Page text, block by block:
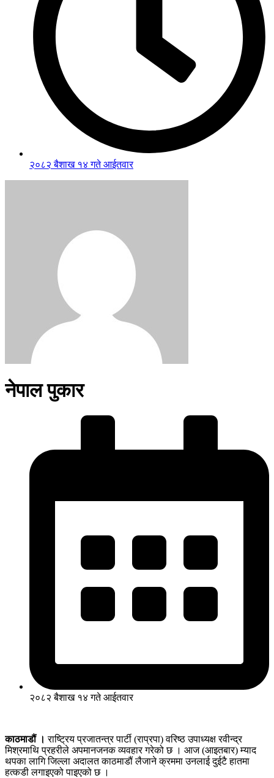
२०८२ बैशाख १४ गते आईतवार
नेपाल पुकार
२०८२ बैशाख १४ गते आईतवार
काठमाडौं ।राष्ट्रिय प्रजातन्त्र पार्टी (राप्रपा) वरिष्ठ उपाध्यक्ष रवीन्द्र
मिश्रमाथि प्रहरीले अपमानजनक व्यवहार गरेको छ । आज (आइतबार) म्याद
थपका लागि जिल्ला अदालत काठमाडौं लैजाने क्रममा उनलाई दुईटै हातमा
हत्कडी लगाइएको पाइएको छ ।